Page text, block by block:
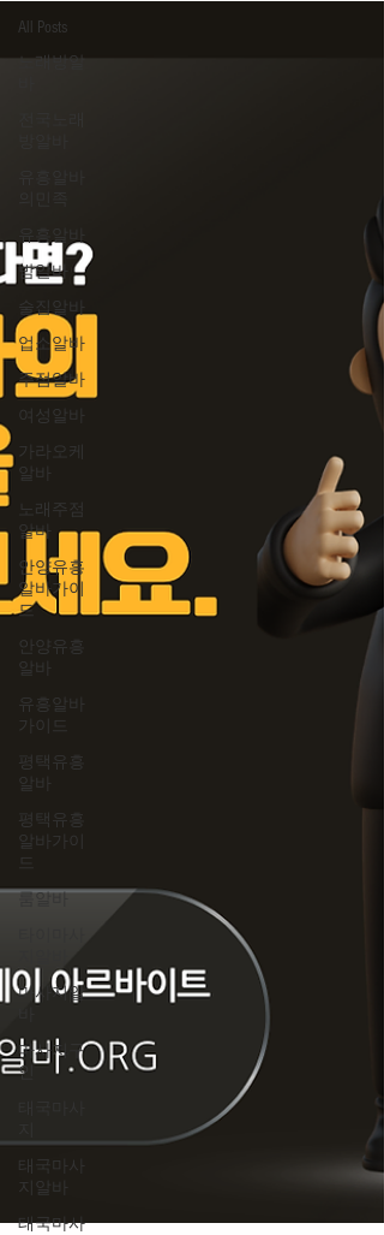
All Posts
노래방알
밤알바
술집알바
업소알바
주점알바
여성알바
가라오케
알바
노래주점
알바
안양유흥
알바가이
드
안양유흥
알바
유흥알바
가이드
평택유흥
알바
평택유흥
알바가이
드
룸알바
마사지알
마사지구
인
태국마사
지알바
태국마사